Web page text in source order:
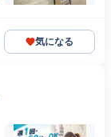
気になる